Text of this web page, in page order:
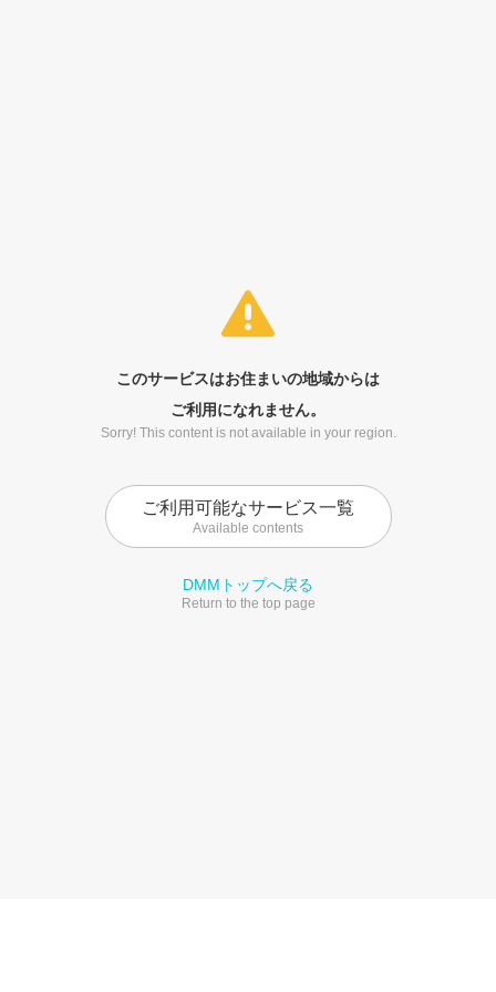
このサービスはお住まいの地域からは
ご利用になれません。
Sorry! This content is not available in your region.
ご利用可能なサービス一覧
Available contents
DMMトップへ戻る
Return to the top page